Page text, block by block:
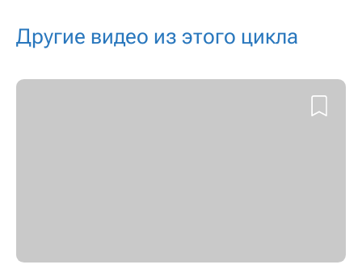
Другие видео из этого цикла